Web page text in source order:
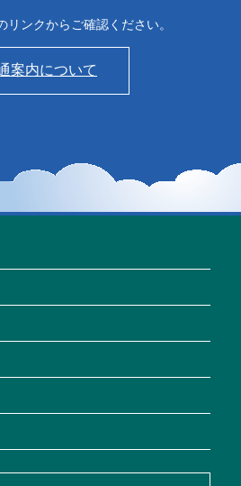
ンクからご確認ください。
案内について